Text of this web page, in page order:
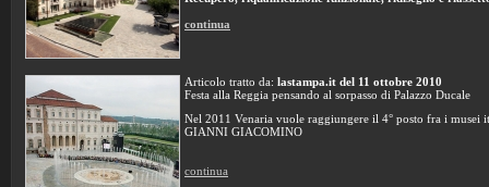
continua
Articolo tratto da: lastampa.it del 11 ottobre 2010
Festa alla Reggia pensando al sorpasso di Palazzo Ducale
Nel 2011 Venaria vuole raggiungere il 4° posto fra i musei
GIANNI GIACOMINO
continua